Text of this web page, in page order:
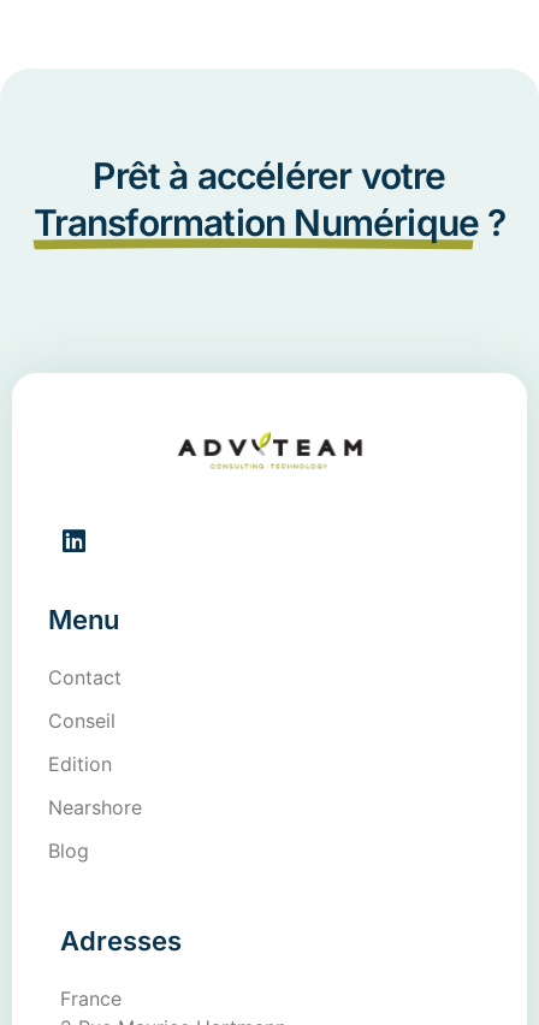
Prêt à accélérer votre
Transformation Numérique ?
Menu
Contact
Conseil
Edition
Nearshore
Blog
Adresses
France